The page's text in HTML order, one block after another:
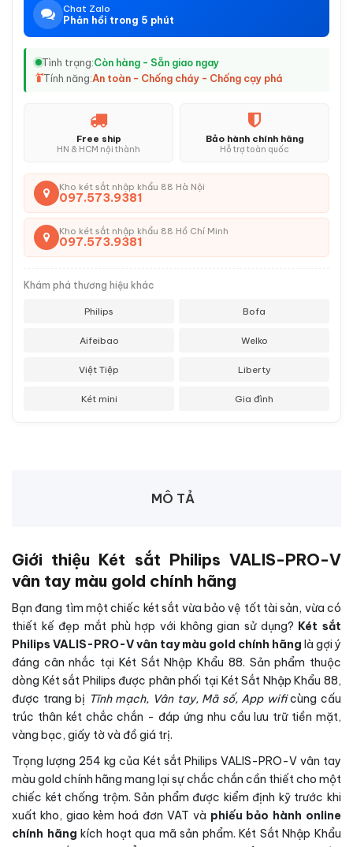
Chat Zalo
Phản hồi trong 5 phút
Tình trạng:Còn hàng - Sẵn giao ngay
Tính năng:An toàn - Chống cháy - Chống cạy phá
Free ship
HN & HCM nội thành
Bảo hành chính hãng
Hỗ trợ toàn quốc
Kho két sắt nhập khẩu 88 Hà Nội
097.573.9381
Kho két sắt nhập khẩu 88 Hồ Chí Minh
097.573.9381
Khám phá thương hiệu khác
Philips Bofa
Aifeibao Welko
Việt Tiệp Liberty
Két mini Gia đình
MÔ TẢ
Giới thiệu Két sắt Philips VALIS-PRO-V
vân tay màu gold chính hãng
Bạn đang tìm một chiếc két sắt vừa bảo vệ tốt tài sản, vừa có
thiết kế đẹp mắt phù hợp với không gian sử dụng? Két sắt
Philips VALIS-PRO-V vân tay màu gold chính hãng là gợi ý
đáng cân nhắc tại Két Sắt Nhập Khẩu 88. Sản phẩm thuộc
dòng Két sắt Philips được phân phối tại Két Sắt Nhập Khẩu 88,
được trang bị Tĩnh mạch, Vân tay, Mã số, App wificùng cấu
trúc thân két chắc chắn - đáp ứng nhu cầu lưu trữ tiền mặt,
vàng bạc, giấy tờ và đồ giá trị.
Trọng lượng 254 kg của Két sắt Philips VALIS-PRO-V vân tay
màu gold chính hãng mang lại sự chắc chắn cần thiết cho một
chiếc két chống trộm. Sản phẩm được kiểm định kỹ trước khi
xuất kho, giao kèm hoá đơn VAT và phiếu bảo hành online
chính hãng kích hoạt qua mã sản phẩm. Két Sắt Nhập Khẩu